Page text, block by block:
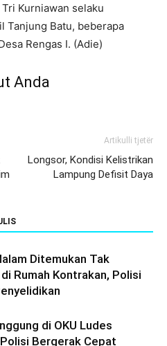
Kurniawan selaku
Tanjung Batu, beberapa
Rengas I. (Adie)
Anda
Artikulli tjetër
Longsor, Kondisi Kelistrikan
Lampung Defisit Daya
Ditemukan Tak
Rumah Kontrakan, Polisi
di OKU Ludes
Bergerak Cepat